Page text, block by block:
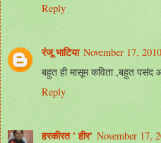
Reply
रंजू भाटिया November 17,
बहुत ही मासूम कविता ,बहुत पसंद
Reply
हरकीरत ' हीर' November 17,